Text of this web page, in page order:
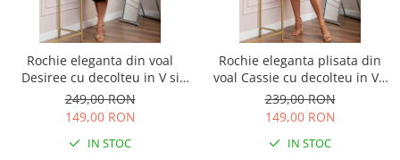
Rochie eleganta din voal
Desiree cu decolteu in V si
curea - Negru
249,00 RON
149,00 RON
IN STOC
Rochie eleganta plisata din
voal Cassie cu decolteu in V -
Grena
239,00 RON
149,00 RON
IN STOC